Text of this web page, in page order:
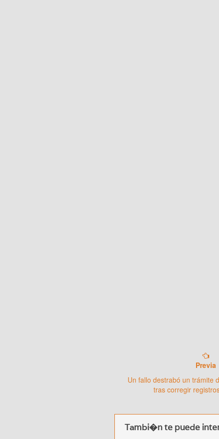
Previa
Un fallo destrabó un trámite
tras corregir
Tambi�n te puede